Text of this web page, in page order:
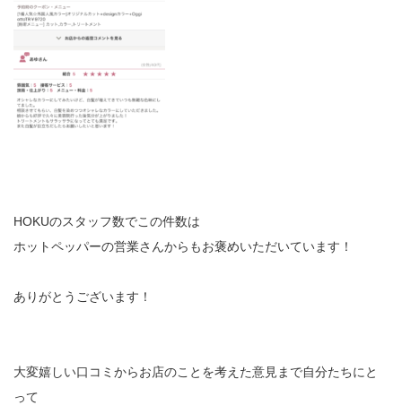
HOKUのスタッフ数でこの件数は
ホットペッパーの営業さんからもお褒めいただいています！
ありがとうございます！
大変嬉しい口コミからお店のことを考えた意見まで自分たちにと
って